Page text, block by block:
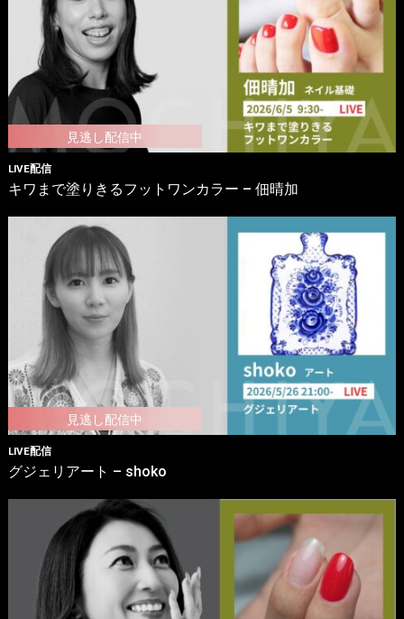
LIVE配信
キワまで塗りきるフットワンカラー – 佃晴加
LIVE配信
グジェリアート – shoko